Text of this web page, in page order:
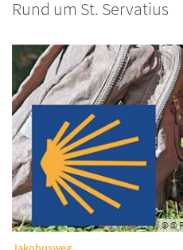
Rund um St. Servatius
© ©
: